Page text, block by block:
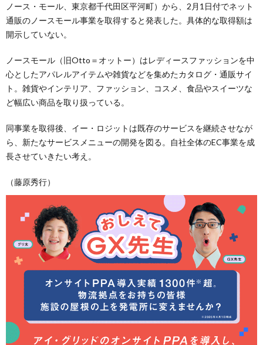
ノース・モール、東京都千代田区平河町）から、2月1日付でネット
通販のノースモール事業を取得すると発表した。具体的な取得額は
開示していない。
ノースモール（旧Otto＝オットー）はレディースファッションを中
心としたアパレルアイテムや雑貨などを集めたカタログ・通販サイ
ト。雑貨やインテリア、ファッション、コスメ、食品やスイーツな
ど幅広い商品を取り扱っている。
同事業を取得後、イー・ロジットは既存のサービスを継続させなが
ら、新たなサービスメニューの開発を図る。自社全体のEC事業を成
長させていきたい考え。
（藤原秀行）